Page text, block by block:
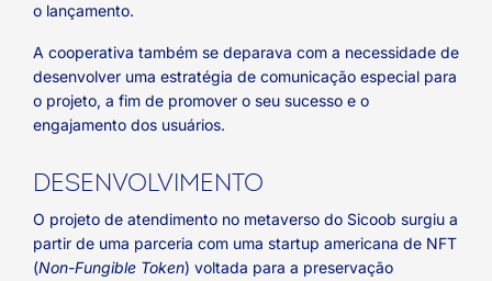
o lançamento.
A cooperativa também se deparava com a necessidade de
desenvolver uma estratégia de comunicação especial para
o projeto, a fim de promover o seu sucesso e o
engajamento dos usuários.
DESENVOLVIMENTO
O projeto de atendimento no metaverso do Sicoob surgiu a
partir de uma parceria com uma startup americana de NFT
(Non-Fungible Token) voltada para a preservação